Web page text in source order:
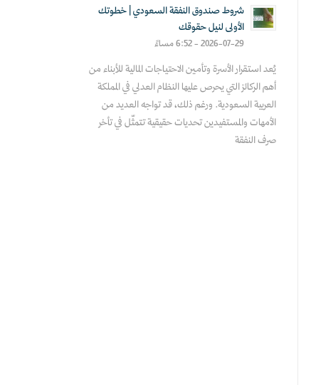
شروط صندوق النفقة السعودي | خطوتك
الأولى لنيل حقوقك
2026-07-29 - 6:52 مساءً
يُعد استقرار الأسرة وتأمين الاحتياجات المالية للأبناء من
أهم الركائز التي يحرص عليها النظام العدلي في المملكة
العربية السعودية. ورغم ذلك، قد تواجه العديد من
الأمهات والمستفيدين تحديات حقيقية تتمثّل في تأخر
صرف النفقة